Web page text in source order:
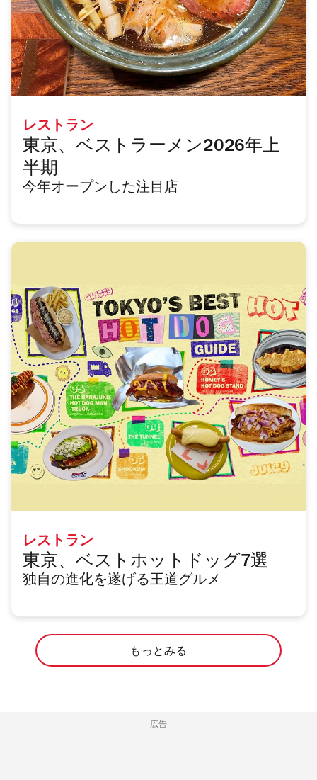
レストラン
東京、ベストラーメン2026年上
半期
今年オープンした注目店
レストラン
東京、ベストホットドッグ7選
独自の進化を遂げる王道グルメ
もっとみる
広告